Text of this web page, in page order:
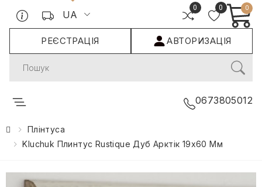
UA
0 0 0
РЕЄСТРАЦІЯ АВТОРИЗАЦІЯ
Search
0673805012
Плінтуса
Kluchuk Плинтус Rustique Дуб Арктік 19х60 Мм